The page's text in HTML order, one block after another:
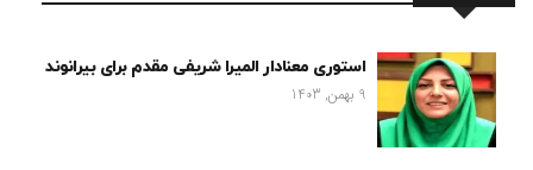
استوری معنادار المیرا شریفی مقدم برای بیرانوند
9 بهمن, 1403